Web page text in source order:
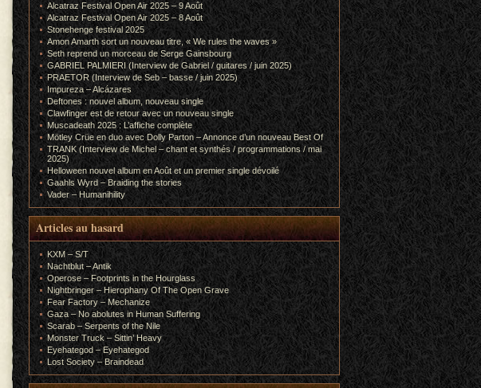
Alcatraz Festival Open Air 2025 – 9 Août
Alcatraz Festival Open Air 2025 – 8 Août
Stonehenge festival 2025
Amon Amarth sort un nouveau titre, « We rules the waves »
Seth reprend un morceau de Serge Gainsbourg
GABRIEL PALMIERI (Interview de Gabriel / guitares / juin 2025)
PRAETOR (Interview de Seb – basse / juin 2025)
Impureza – Alcázares
Deftones : nouvel album, nouveau single
Clawfinger est de retour avec un nouveau single
Muscadeath 2025 : L’affiche complète
Mötley Crüe en duo avec Dolly Parton – Annonce d’un nouveau Best Of
TRANK (Interview de Michel – chant et synthés / programmations / mai
2025)
Helloween nouvel album en Août et un premier single dévoilé
Gaahls Wyrd – Braiding the stories
Vader – Humanihility
Articles au hasard
KXM – S/T
Nachtblut – Antik
Operose – Footprints in the Hourglass
Nightbringer – Hierophany Of The Open Grave
Fear Factory – Mechanize
Gaza – No abolutes in Human Suffering
Scarab – Serpents of the Nile
Monster Truck – Sittin’ Heavy
Eyehategod – Eyehategod
Lost Society – Braindead